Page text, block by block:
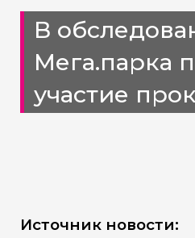
В
Мега.парка
участие
Источник новости: